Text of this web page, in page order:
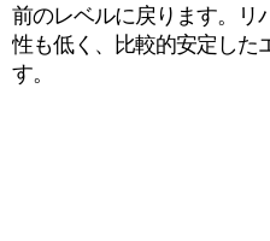
前のレベルに戻ります。リ
性も低く、比較的安定した
す。